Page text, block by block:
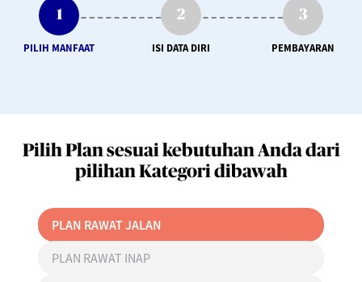
PILIH MANFAAT ISI DATA DIRI PEMBAYARAN
Pilih Plan sesuai kebutuhan Anda dari
pilihan Kategori dibawah
PLAN RAWAT JALAN
PLAN RAWAT INAP